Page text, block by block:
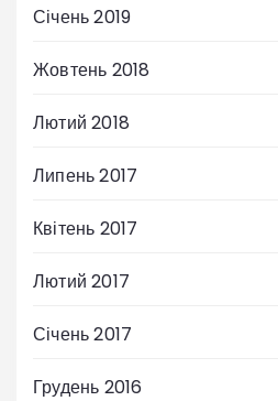
Січень 2019
Жовтень 2018
Лютий 2018
Липень 2017
Квітень 2017
Лютий 2017
Січень 2017
Грудень 2016